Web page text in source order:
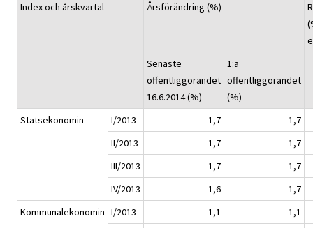
Index och årskvartal Årsförändring (%)
Senaste
offentliggörandet
16.6.2014 (%)
1:a
offentliggörandet
(%)
Statsekonomin
I/2013 1,7
1,7
II/2013
1,7
1,7
III/2013
1,7
1,7
IV/2013
1,6
1,7
Kommunalekonomin I/2013 1,1
1,1